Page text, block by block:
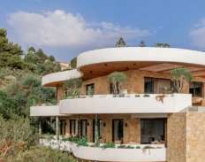
Parement chambre
Parement cuisine
Parement pour salle de bain
TOUS LES ESPACES INTÉRIEURS